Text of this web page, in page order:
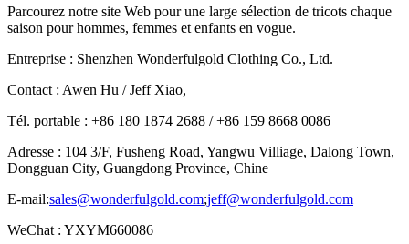
Parcourez notre site Web pour une large sélection de tricots chaque
saison pour hommes, femmes et enfants en vogue.
Entreprise : Shenzhen Wonderfulgold Clothing Co., Ltd.
Contact : Awen Hu / Jeff Xiao,
Tél. portable : +86 180 1874 2688 / +86 159 8668 0086
Adresse : 104 3/F, Fusheng Road, Yangwu Villiage, Dalong Town,
Dongguan City, Guangdong Province, Chine
E-mail:sales@wonderfulgold.com;jeff@wonderfulgold.com
WeChat : YXYM660086